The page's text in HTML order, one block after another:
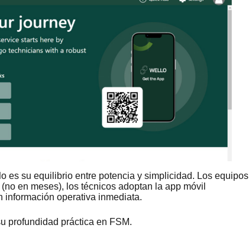
es su equilibrio entre potencia y simplicidad. Los equipos
en meses), los técnicos adoptan la app móvil
información operativa inmediata.
profundidad práctica en FSM.